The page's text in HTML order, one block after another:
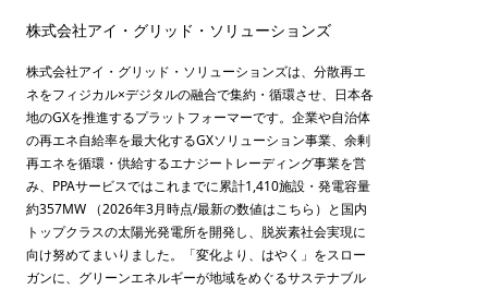
株式会社アイ・グリッド・ソリューションズ
株式会社アイ・グリッド・ソリューションズは、分散再エ
ネをフィジカル×デジタルの融合で集約・循環させ、日本各
地のGXを推進するプラットフォーマーです。企業や自治体
の再エネ自給率を最大化するGXソリューション事業、余剰
再エネを循環・供給するエナジートレーディング事業を営
み、PPAサービスではこれまでに累計1,410施設・発電容量
約357MW （2026年3月時点/最新の数値はこちら ）と国内
トップクラスの太陽光発電所を開発し、脱炭素社会実現に
向け努めてまいりました。「変化より、はやく」をスロー
ガンに、グリーンエネルギーが地域をめぐるサステナブル